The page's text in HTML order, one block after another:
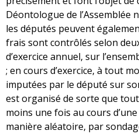
Déontologue de l’Assemblée
les députés peuvent
frais sont contrôlés selon
d’exercice annuel, sur
; en cours d’exercice, à tout
imputées par le député sur
est organisé de sorte que
moins une fois au cours
manière aléatoire, par